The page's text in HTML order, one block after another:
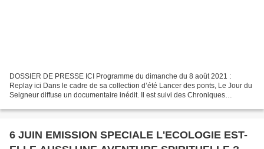
DOSSIER DE PRESSE ICI Programme du dimanche du 8 août 2021 :
Replay ici Dans le cadre de sa collection d’été Lancer des ponts, Le Jour du
Seigneur diffuse un documentaire inédit. Il est suivi des Chroniques
6 JUIN EMISSION SPECIALE L'ECOLOGIE EST-